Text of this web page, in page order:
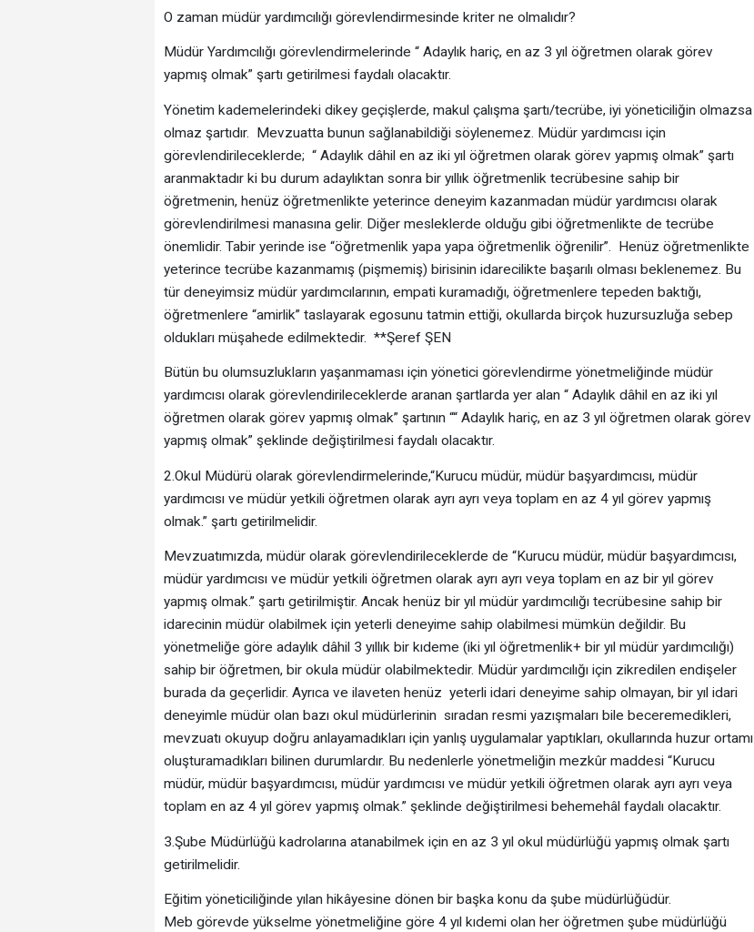
O zaman müdür yardımcılığı görevlendirmesinde kriter ne olmalıdır?
Müdür Yardımcılığı görevlendirmelerinde “ Adaylık hariç, en az 3 yıl öğretmen olarak görev
yapmış olmak” şartı getirilmesi faydalı olacaktır.
Yönetim kademelerindeki dikey geçişlerde, makul çalışma şartı/tecrübe, iyi yöneticiliğin olmazsa
olmaz şartıdır. Mevzuatta bunun sağlanabildiği söylenemez. Müdür yardımcısı için
görevlendirileceklerde; “ Adaylık dâhil en az iki yıl öğretmen olarak görev yapmış olmak” şartı
aranmaktadır ki bu durum adaylıktan sonra bir yıllık öğretmenlik tecrübesine sahip bir
öğretmenin, henüz öğretmenlikte yeterince deneyim kazanmadan müdür yardımcısı olarak
görevlendirilmesi manasına gelir. Diğer mesleklerde olduğu gibi öğretmenlikte de tecrübe
önemlidir. Tabir yerinde ise “öğretmenlik yapa yapa öğretmenlik öğrenilir”. Henüz öğretmenlikte
yeterince tecrübe kazanmamış (pişmemiş) birisinin idarecilikte başarılı olması beklenemez. Bu
tür deneyimsiz müdür yardımcılarının, empati kuramadığı, öğretmenlere tepeden baktığı,
öğretmenlere “amirlik” taslayarak egosunu tatmin ettiği, okullarda birçok huzursuzluğa sebep
oldukları müşahede edilmektedir. **Şeref ŞEN
Bütün bu olumsuzlukların yaşanmaması için yönetici görevlendirme yönetmeliğinde müdür
yardımcısı olarak görevlendirileceklerde aranan şartlarda yer alan “ Adaylık dâhil en az iki yıl
öğretmen olarak görev yapmış olmak” şartının ““ Adaylık hariç, en az 3 yıl öğretmen olarak görev
yapmış olmak” şeklinde değiştirilmesi faydalı olacaktır.
2.Okul Müdürü olarak görevlendirmelerinde,“Kurucu müdür, müdür başyardımcısı, müdür
yardımcısı ve müdür yetkili öğretmen olarak ayrı ayrı veya toplam en az 4 yıl görev yapmış
olmak.” şartı getirilmelidir.
Mevzuatımızda, müdür olarak görevlendirileceklerde de “Kurucu müdür, müdür başyardımcısı,
müdür yardımcısı ve müdür yetkili öğretmen olarak ayrı ayrı veya toplam en az bir yıl görev
yapmış olmak.” şartı getirilmiştir. Ancak henüz bir yıl müdür yardımcılığı tecrübesine sahip bir
idarecinin müdür olabilmek için yeterli deneyime sahip olabilmesi mümkün değildir. Bu
yönetmeliğe göre adaylık dâhil 3 yıllık bir kıdeme (iki yıl öğretmenlik+ bir yıl müdür yardımcılığı)
sahip bir öğretmen, bir okula müdür olabilmektedir. Müdür yardımcılığı için zikredilen endişeler
burada da geçerlidir. Ayrıca ve ilaveten henüz yeterli idari deneyime sahip olmayan, bir yıl idari
deneyimle müdür olan bazı okul müdürlerinin sıradan resmi yazışmaları bile beceremedikleri,
mevzuatı okuyup doğru anlayamadıkları için yanlış uygulamalar yaptıkları, okullarında huzur ortamı
oluşturamadıkları bilinen durumlardır. Bu nedenlerle yönetmeliğin mezkûr maddesi “Kurucu
müdür, müdür başyardımcısı, müdür yardımcısı ve müdür yetkili öğretmen olarak ayrı ayrı veya
toplam en az 4 yıl görev yapmış olmak.” şeklinde değiştirilmesi behemehâl faydalı olacaktır.
3.Şube Müdürlüğü kadrolarına atanabilmek için en az 3 yıl okul müdürlüğü yapmış olmak şartı
getirilmelidir.
Eğitim yöneticiliğinde yılan hikâyesine dönen bir başka konu da şube müdürlüğüdür.
Meb görevde yükselme yönetmeliğine göre 4 yıl kıdemi olan her öğretmen şube müdürlüğü